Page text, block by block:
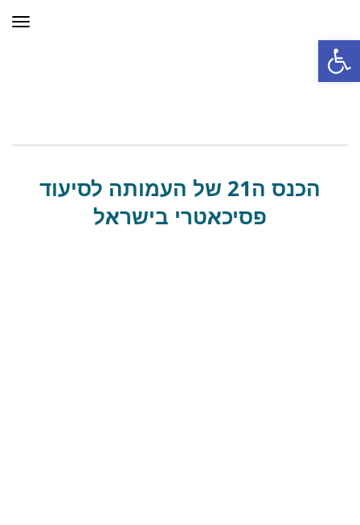
פתח סרגל נגישות
הכנס ה21 של העמותה לסיעוד
פסיכאטרי בישראל